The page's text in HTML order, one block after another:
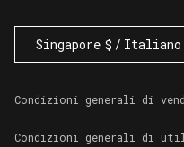
Geolocation Button:
Singapore $ / Italiano
Condizioni generali di
Condizioni generali di